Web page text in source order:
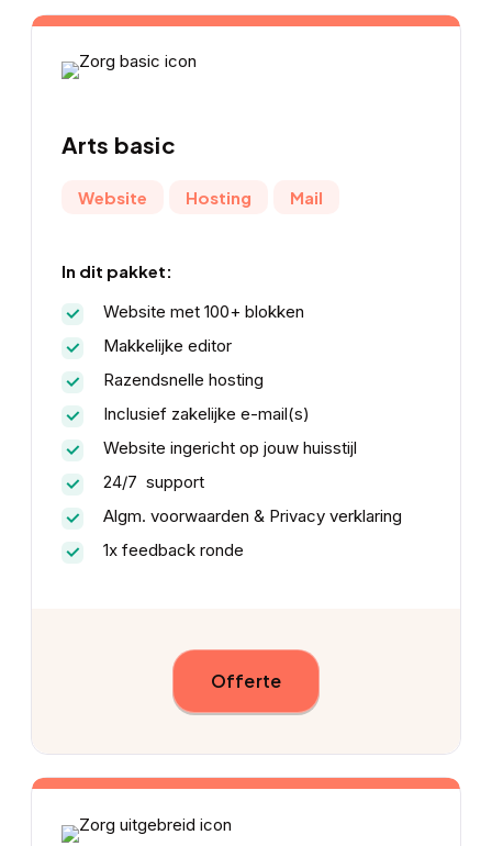
Arts basic
Website Hosting Mail
In dit pakket:
Website met 100+ blokken
Makkelijke editor
Razendsnelle hosting
Inclusief zakelijke e-mail(s)
Website ingericht op jouw huisstijl
24/7 support
Algm. voorwaarden & Privacy verklaring
1x feedback ronde
Offerte